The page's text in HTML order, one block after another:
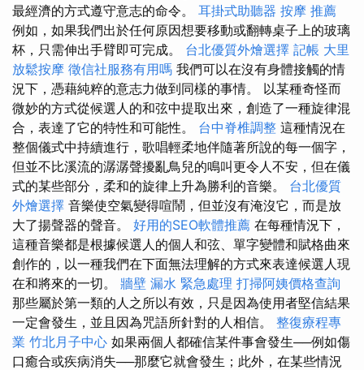
最經濟的方式遵守意志的命令。 耳掛式助聽器 按摩 推薦
例如，如果我們出於任何原因想要移動或翻轉桌子上的玻璃
杯，只需伸出手臂即可完成。 台北優質外燴選擇 記帳 大里
放鬆按摩 徵信社服務有用嗎 我們可以在沒有身體接觸的情
況下，憑藉純粹的意志力做到同樣的事情。 以某種奇怪而
微妙的方式從候選人的和弦中提取出來，創造了一種旋律混
合，表達了它的特性和可能性。 台中脊椎調整 這種情況在
整個儀式中持續進行，歌唱輕柔地伴隨著所說的每一個字，
但並不比溪流的潺潺聲擾亂鳥兒的鳴叫更令人不安，但在儀
式的某些部分，柔和的旋律上升為勝利的音樂。 台北優質
外燴選擇 音樂使空氣變得喧鬧，但並沒有淹沒它，而是放
大了揚聲器的聲音。 好用的SEO軟體推薦 在每種情況下，
這種音樂都是根據候選人的個人和弦、單字變體和賦格曲來
創作的，以一種我們在下面無法理解的方式來表達候選人現
在和將來的一切。 牆壁 漏水 緊急處理 打掃阿姨價格查詢
那些屬於第一類的人之所以有效，只是因為使用者堅信結果
一定會發生，並且因為咒語所針對的人相信。 整復療程專
業 竹北月子中心 如果兩個人都確信某件事會發生──例如傷
口癒合或疾病消失──那麼它就會發生；此外，在某些情況